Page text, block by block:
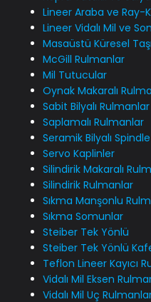
Lineer Araba ve Ray-
Lineer Vidalı Mil ve
Masaüstü Küresel
McGill Rulmanlar
Mil Tutucular
Oynak Makaralı
Sabit Bilyalı Rulmanlar
Saplamalı Rulmanlar
Seramik Bilyalı
Servo Kaplinler
Silindirik Makaralı
Silindirik Rulmanlar
Sıkma Manşonlu
Sıkma Somunlar
Steiber Tek Yönlü
Steiber Tek Yönlü
Teflon Lineer Kayıcı
Vidalı Mil Eksen
Vidalı Mil Uç